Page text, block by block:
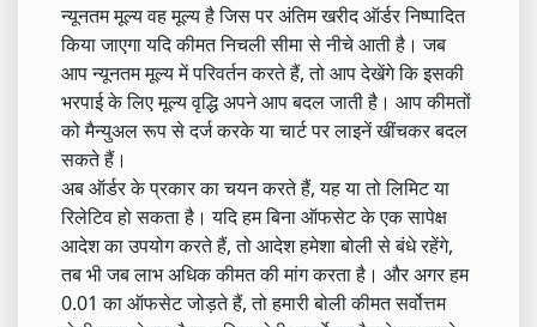
न्यूनतम मूल्य वह मूल्य है जिस पर अंतिम खरीद ऑर्डर निष्पादित
किया जाएगा यदि कीमत निचली सीमा से नीचे आती है। जब
आप न्यूनतम मूल्य में परिवर्तन करते हैं, तो आप देखेंगे कि इसकी
भरपाई के लिए मूल्य वृद्धि अपने आप बदल जाती है। आप कीमतों
को मैन्युअल रूप से दर्ज करके या चार्ट पर लाइनें खींचकर बदल
सकते हैं।
अब ऑर्डर के प्रकार का चयन करते हैं, यह या तो लिमिट या
रिलेटिव हो सकता है। यदि हम बिना ऑफसेट के एक सापेक्ष
आदेश का उपयोग करते हैं, तो आदेश हमेशा बोली से बंधे रहेंगे,
तब भी जब लाभ अधिक कीमत की मांग करता है। और अगर हम
0.01 का ऑफसेट जोड़ते हैं, तो हमारी बोली कीमत सर्वोत्तम